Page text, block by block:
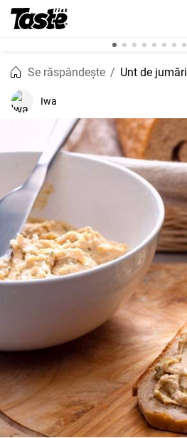
Se răspândește Unt de jumări
Iwa